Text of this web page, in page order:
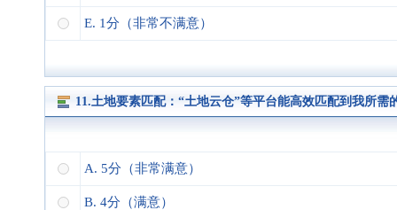
E. 1分（非常不满意）
11.土地要素匹配：“土地云仓”等平台能高效匹配到我所需
A. 5分（非常满意）
B. 4分（满意）